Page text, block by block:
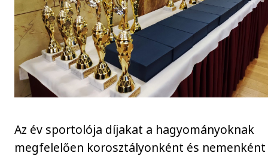
Az év sportolója díjakat a hagyományoknak
megfelelően korosztályonként és nemenként